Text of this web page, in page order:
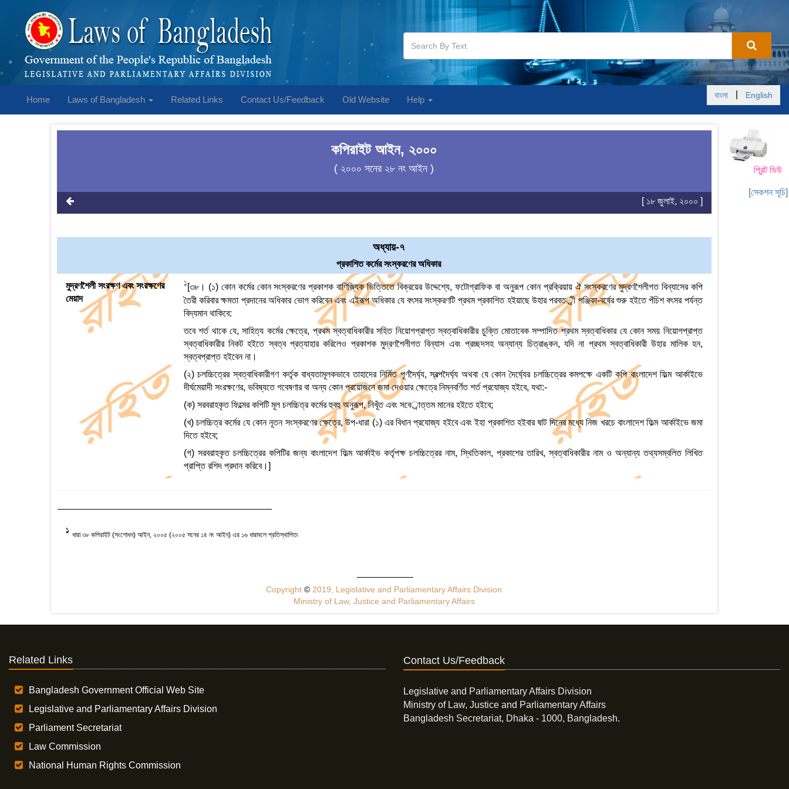
Home Laws of Bangladesh Related Links Contact Us/Feedback Old Website Help বাংলা English
প্রিন্ট ভিউ
[সেকশন সূচি]
কপিরাইট আইন, ২০০০
( ২০০০ সনের ২৮ নং আইন )
[ ১৮ জুলাই, ২০০০ ]
অধ্যায়-৭
প্রকাশিত কর্মের সংস্করণের অধিকার
মুদ্রণশৈলী সংরক্ষণ এবং সংরক্ষণের
মেয়াদ
1[৩৮। (১) কোন কর্মের কোন সংস্করণের প্রকাশক বাণিজ্যিক ভিত্তিতে বিক্রয়ের উদ্দেশ্যে, ফটোগ্রাফিক বা অনুরূপ কোন প্রক্রিয়ায় ঐ সংস্করণের মুদ্রণশৈলীগত বিন্যাসের কপি
তৈরী করিবার ক্ষমতা প্রদানের অধিকার ভোগ করিবেন এবং এইরূপ অধিকার যে বৎসর সংস্করণটি প্রথম প্রকাশিত হইয়াছে উহার পরবতর্ী পঞ্জিকা-বর্ষের শুরু হইতে পঁচিশ বৎসর পর্যন্ত
বিদ্যমান থাকিবে:
তবে শর্ত থাকে যে, সাহিত্য কর্মের ক্ষেত্রে, প্রথম স্বত্বাধিকারীর সহিত নিয়োগপ্রাপ্ত স্বত্বাধিকারীর চুক্তি মোতাবেক সম্পাদিত প্রথম স্বত্বাধিকার যে কোন সময় নিয়োগপ্রাপ্ত
স্বত্বাধিকারীর নিকট হইতে স্বত্ব প্রত্যাহার করিলেও প্রকাশক মুদ্রণশৈলীগত বিন্যাস এবং প্রচ্ছদসহ অন্যান্য চিত্রাঙ্কন, যদি না প্রথম স্বত্বাধিকারী উহার মালিক হন,
স্বত্বপ্রাপ্ত হইবেন না।
(২) চলচ্চিত্রের স্বত্বাধিকারীগণ কর্তৃক বাধ্যতামূলকভাবে তাহাদের নির্মিত পূর্ণদৈর্ঘ্য, স্বল্পদৈর্ঘ্য অথবা যে কোন দৈর্ঘ্যের চলচ্চিত্রের কমপক্ষে একটি কপি বাংলাদেশ ফিল্ম আর্কাইভে
দীর্ঘমেয়াদী সংরক্ষণের, ভবিষ্যতে গবেষণার বা অন্য কোন প্রয়োজনে জমা দেওয়ার ক্ষেত্রে নিম্নবর্ণিত শর্ত প্রযোজ্য হইবে, যথা:-
(ক) সরবরাহকৃত ফিল্মের কপিটি মূল চলচ্চিত্র কর্মের হুবহু অনুরূপ, নিখূঁত এবং সবের্াত্তম মানের হইতে হইবে;
(খ) চলচ্চিত্র কর্মের যে কোন নূতন সংস্করণের ক্ষেত্রে, উপ-ধারা (১) এর বিধান প্রযোজ্য হইবে এবং ইহা প্রকাশিত হইবার ষাট দিনের মধ্যে নিজ খরচে বাংলাদেশ ফিল্ম আর্কাইভে জমা
দিতে হইবে;
(গ) সরবরাহকৃত চলচ্চিত্রের কপিটির জন্য বাংলাদেশ ফিল্ম আর্কাইভ কর্তৃপক্ষ চলচ্চিত্রের নাম, স্থিতিকাল, প্রকাশের তারিখ, স্বত্বাধিকারীর নাম ও অন্যান্য তথ্যসম্বলিত লিখিত
প্রাপ্তি রশিদ প্রদান করিবে।]
1 ধারা ৩৮ কপিরাইট (সংশোধন) আইন, ২০০৫ (২০০৫ সনের ১৪ নং আইন) এর ১৬ ধারাবলে প্রতিস্থাপিত৷
Copyright© 2019, Legislative and Parliamentary Affairs Division
Ministry of Law, Justice and Parliamentary Affairs
Related Links
Bangladesh Government Official Web Site
Legislative and Parliamentary Affairs Division
Parliament Secretariat
Law Commission
National Human Rights Commission
Contact Us/Feedback
Legislative and Parliamentary Affairs Division
Ministry of Law, Justice and Parliamentary Affairs
Bangladesh Secretariat, Dhaka - 1000, Bangladesh.